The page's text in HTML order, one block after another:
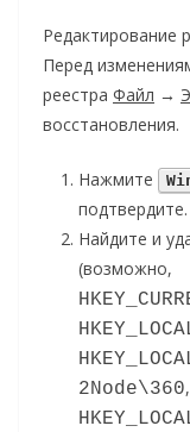
Редактирование
Перед
реестра Файл →
восстановления.
Нажмите
подтвердите.
Найдите и
(возможно,
2Node\360,